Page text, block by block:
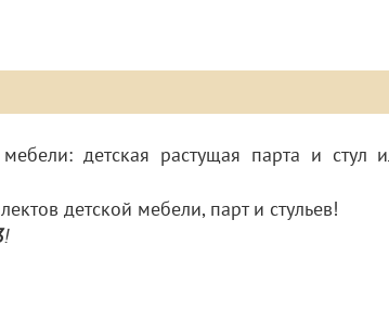
детская растущая парта и стул
детской мебели, парт и стульев!
!